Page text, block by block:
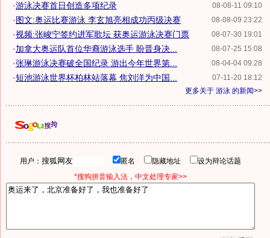
08-08-11 09:10
·游泳决赛首日创造多项纪录
08-08-09 23:22
·图文:奥运比赛游泳 李玄旭亮相成功丙级决赛
08-07-30 19:01
·视频:张峻宁签约进军歌坛 获奥运游泳决赛门票
08-07-25 15:08
·加拿大奥运队首位华裔游泳选手 盼晋身决...
08-04-04 09:28
·张琳游泳决赛破全国纪录 游出今年世界第...
07-11-20 18:12
·短池游泳世界杯柏林站落幕 焦刘洋为中国...
更多关于 游泳 的新闻>>
用户： 匿名 隐藏地址
设为辩论话题
*搜狗拼音输入法，中文处理专家>>